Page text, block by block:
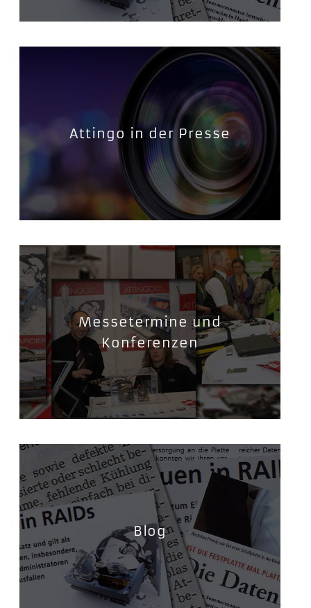
Attingo in der Presse
Messetermine und
Konferenzen
Blog